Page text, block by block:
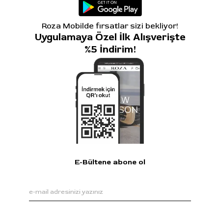
Roza Mobilde fırsatlar sizi bekliyor!
Uygulamaya Özel İlk Alışverişte
%5 İndirim!
E-Bültene abone ol